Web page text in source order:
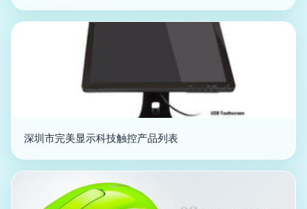
深圳市完美显示科技触控产品列表